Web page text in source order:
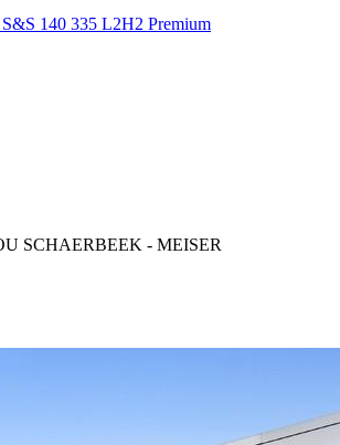
140 335 L2H2 Premium
SCHAERBEEK - MEISER